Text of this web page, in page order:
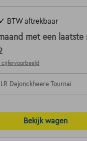
✓ BTW aftrekbaar
met een laatste
Dejonckheere Tournai
Bekijk wagen